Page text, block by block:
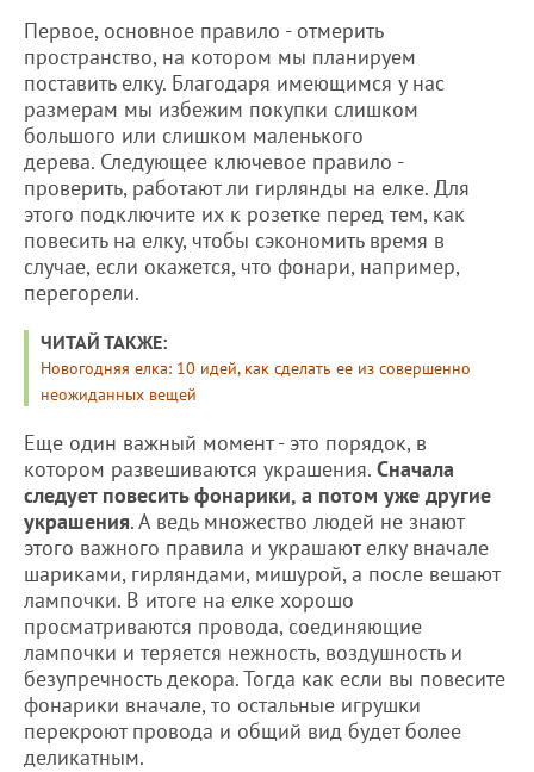
Первое, основное правило - отмерить
пространство, на котором мы планируем
поставить елку. Благодаря имеющимся у нас
размерам мы избежим покупки слишком
большого или слишком маленького
дерева. Следующее ключевое правило -
проверить, работают ли гирлянды на елке. Для
этого подключите их к розетке перед тем, как
повесить на елку, чтобы сэкономить время в
случае, если окажется, что фонари, например,
перегорели.
ЧИТАЙ ТАКЖЕ:
Новогодняя елка: 10 идей, как сделать ее из совершенно
неожиданных вещей
Еще один важный момент - это порядок, в
котором развешиваются украшения. Сначала
следует повесить фонарики, а потом уже другие
украшения. А ведь множество людей не знают
этого важного правила и украшают елку вначале
шариками, гирляндами, мишурой, а после вешают
лампочки. В итоге на елке хорошо
просматриваются провода, соединяющие
лампочки и теряется нежность, воздушность и
безупречность декора. Тогда как если вы повесите
фонарики вначале, то остальные игрушки
перекроют провода и общий вид будет более
деликатным.